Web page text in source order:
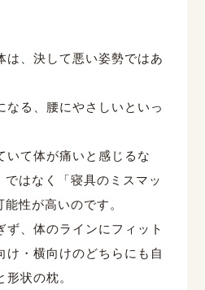
は、決して悪い姿勢ではあ
なる、腰にやさしいといっ
いて体が痛いと感じるな
はなく「寝具のミスマッ
性が高いのです。
ず、体のラインにフィット
け・横向けのどちらにも自
状の枕。